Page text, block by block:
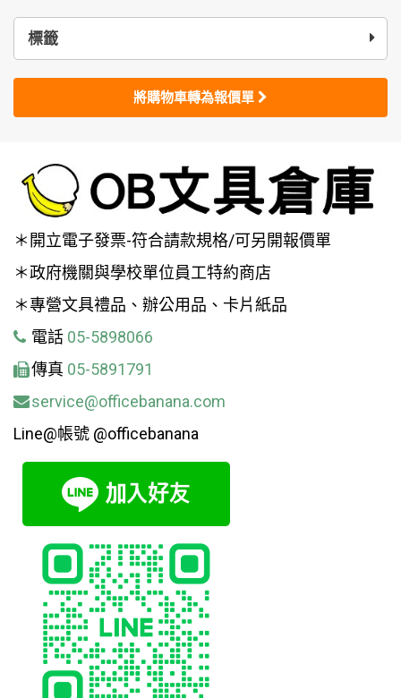
標籤
將購物車轉為報價單
＊開立電子發票-符合請款規格/可另開報價單
＊政府機關與學校單位員工特約商店
＊專營文具禮品、辦公用品、卡片紙品
電話 05-5898066
傳真 05-5891791
service@officebanana.com
Line@帳號 @officebanana